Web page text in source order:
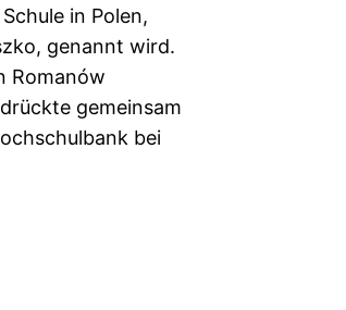
in Polen,
genannt wird.
Romanów
gemeinsam
bei